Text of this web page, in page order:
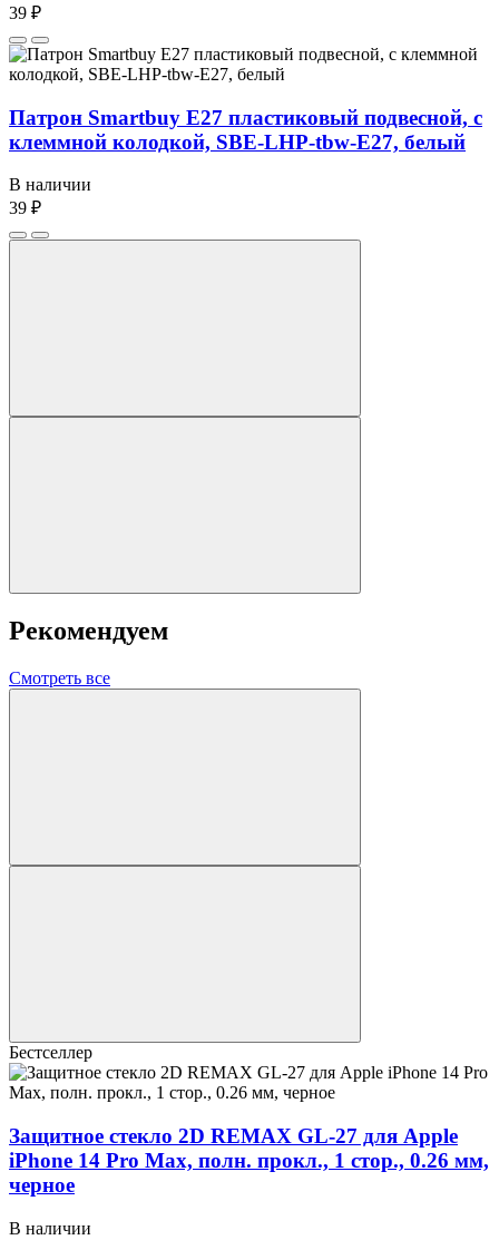
39 ₽
Патрон Smartbuy E27 пластиковый подвесной, с
клеммной колодкой, SBE-LHP-tbw-E27, белый
В наличии
39 ₽
Рекомендуем
Смотреть все
Бестселлер
Защитное стекло 2D REMAX GL-27 для Apple
iPhone 14 Pro Max, полн. прокл., 1 стор., 0.26 мм,
черное
В наличии